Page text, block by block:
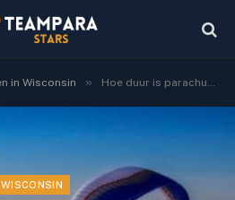
in Wisconsin » Hoe duur is parachutespringen? – Wisconsin Skydiving Center